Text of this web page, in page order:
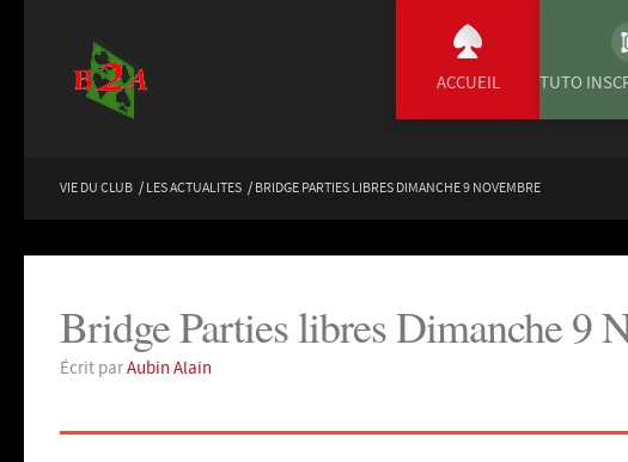
ACCUEIL TUTO
VIE DU CLUB / LES ACTUALITES / BRIDGE PARTIES LIBRES DIMANCHE 9 NOVEMBRE
Bridge Parties libres Dimanche 9
Écrit parAubin Alain